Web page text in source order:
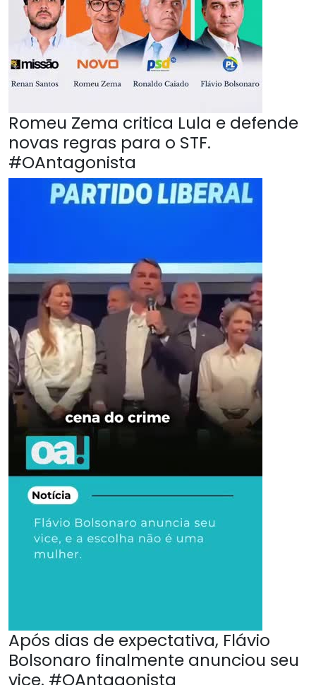
Romeu Zema critica Lula e defende
novas regras para o STF.
#OAntagonista
Após dias de expectativa, Flávio
Bolsonaro finalmente anunciou seu
vice. #OAntagonista